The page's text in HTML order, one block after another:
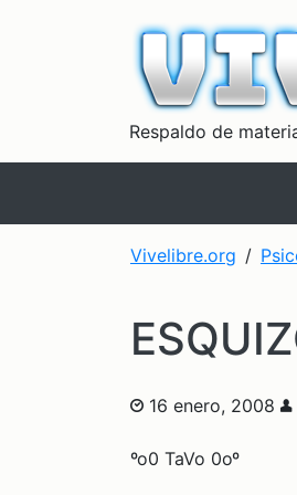
Respaldo de
Vivelibre.org
16 enero, 2008
ºo0 TaVo 0oº